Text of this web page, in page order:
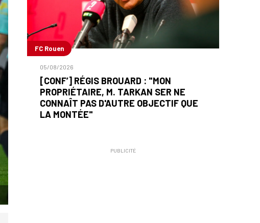
FC Rouen
05/08/2026
[CONF’] RÉGIS BROUARD : "MON
PROPRIÉTAIRE, M. TARKAN SER NE
CONNAÎT PAS D'AUTRE OBJECTIF QUE
LA MONTÉE"
PUBLICITÉ